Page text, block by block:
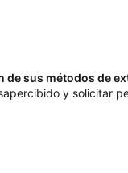
de sus métodos de
y solicitar